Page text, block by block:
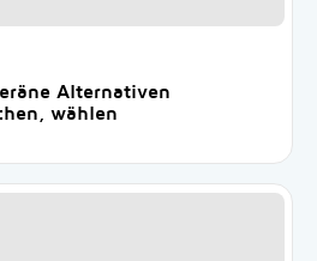
Alternativen
wählen